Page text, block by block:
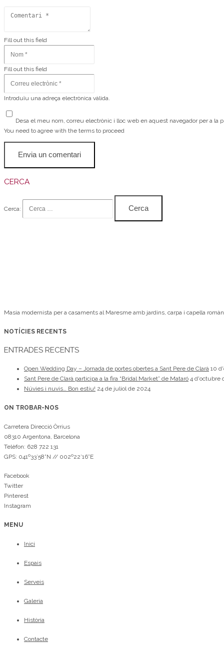
Fill out this field
Fill out this field
Introduïu una adreça electrònica vàlida.
Desa el meu nom, correu electrònic i lloc web en aquest navegador per a la
You need to agree with the terms to proceed
Envia un comentari
CERCA
Cerca:
Masia modernista per a casaments al Maresme amb jardins, carpa i capella
NOTÍCIES RECENTS
ENTRADES RECENTS
Open Wedding Day – Jornada de portes obertes a Sant Pere de Clarà 10
Sant Pere de Clarà participa a la fira “Bridal Market” de Mataró 4 d'octubre
Núvies i nuvis… Bon estiu! 24 de juliol de 2024
ON TROBAR-NOS
Carretera Direcció Òrrius
08310 Argentona, Barcelona
Telèfon: 628 722 131
GPS: 041º33’58”N // 002º22’16”E
Facebook
Twitter
Pinterest
Instagram
MENU
Inici
Espais
Serveis
Galeria
Història
Contacte